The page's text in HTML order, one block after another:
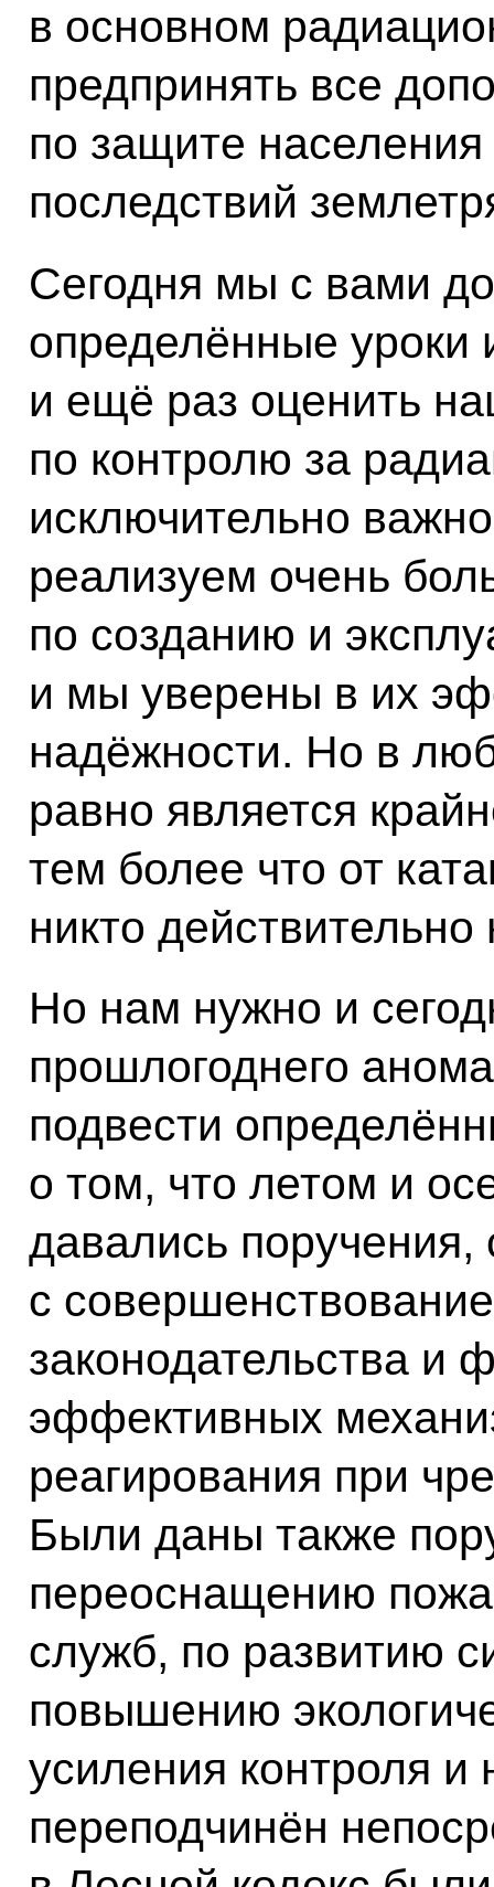
в основном
предпринять все
по защите
последствий
Сегодня мы с вами
определённые уроки
и ещё раз оценить
по контролю за
исключительно
реализуем очень
по созданию и
и мы уверены в их
надёжности. Но в
равно является
тем более что от
никто
Но нам нужно и
прошлогоднего
подвести
о том, что летом и
давались поручения,
с
законодательства и
эффективных
реагирования при
Были даны также
переоснащению
служб, по развитию
повышению
усиления контроля
переподчинён